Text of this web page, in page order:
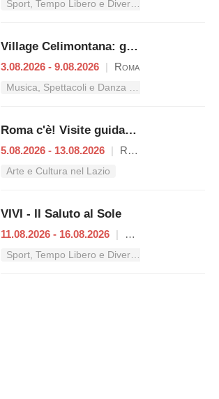
Village Celimontana: gli appuntamenti dal 3 al 9 agosto
3.08.2026 - 9.08.2026 | Roma
Roma c'è! Visite guidate (anche per bambini) dal 5 al 13 agosto 2026
5.08.2026 - 13.08.2026 | Roma
Arte e Cultura nel Lazio
VIVI - Il Saluto al Sole
11.08.2026 - 16.08.2026 |